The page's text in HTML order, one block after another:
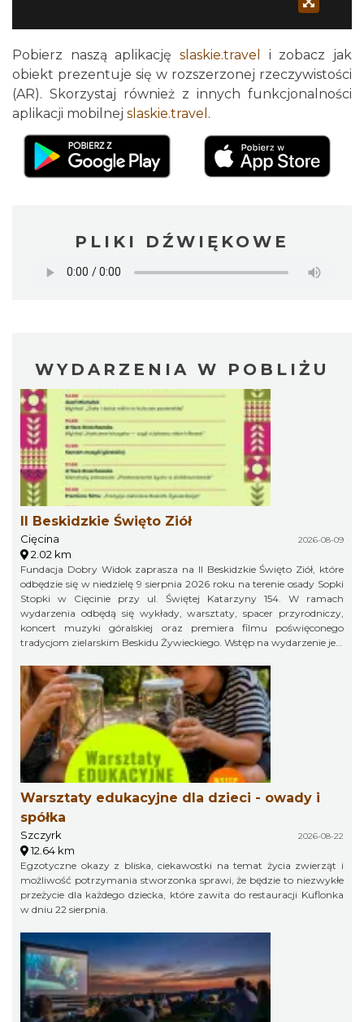
Pobierz naszą aplikację slaskie.travel
i zobacz jak
obiekt prezentuje się w rozszerzonej rzeczywistości
(AR). Skorzystaj również z innych funkcjonalności
aplikacji mobilnej slaskie.travel .
PLIKI DŹWIĘKOWE
WYDARZENIA W POBLIŻU
II Beskidzkie Święto Ziół
Cięcina 2026-08-09
2.02 km
Fundacja Dobry Widok zaprasza na II Beskidzkie Święto Ziół, które
odbędzie się w niedzielę 9 sierpnia 2026 roku na terenie osady Sopki
Stopki w Cięcinie przy ul. Świętej Katarzyny 154. W ramach
wydarzenia odbędą się wykłady, warsztaty, spacer przyrodniczy,
koncert muzyki góralskiej oraz premiera filmu poświęconego
tradycjom zielarskim Beskidu Żywieckiego. Wstęp na wydarzenie jest
Warsztaty edukacyjne dla dzieci - owady i
spółka
Szczyrk 2026-08-22
12.64 km
Egzotyczne okazy z bliska, ciekawostki na temat życia zwierząt i
możliwość potrzymania stworzonka sprawi, że będzie to niezwykłe
przeżycie dla każdego dziecka, które zawita do restauracji Kuflonka
w dniu 22 sierpnia.